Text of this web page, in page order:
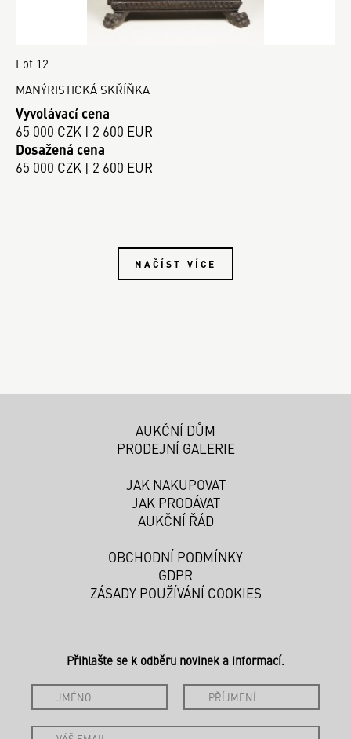
Lot 12
MANÝRISTICKÁ SKŘÍŇKA
Vyvolávací cena
65 000 CZK | 2 600 EUR
Dosažená cena
65 000 CZK | 2 600 EUR
NAČÍST VÍCE
AUKČNÍ DŮM
PRODEJNÍ GALERIE
JAK NAKUPOVAT
JAK PRODÁVAT
AUKČNÍ ŘÁD
OBCHODNÍ PODMÍNKY
GDPR
ZÁSADY POUŽÍVÁNÍ COOKIES
Přihlašte se k odběru novinek a informací.